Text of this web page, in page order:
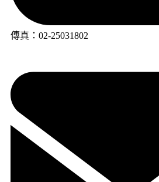
傳真：02-25031802